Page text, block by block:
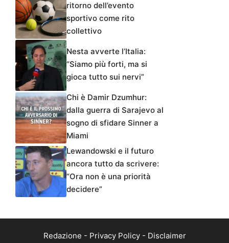
ritorno dell’evento
sportivo come rito
collettivo
Nesta avverte l’Italia:
“Siamo più forti, ma si
gioca tutto sui nervi”
Chi è Damir Dzumhur:
dalla guerra di Sarajevo al
sogno di sfidare Sinner a
Miami
Lewandowski e il futuro
ancora tutto da scrivere:
“Ora non è una priorità
decidere”
Redazione - Privacy Policy- Disclaimer